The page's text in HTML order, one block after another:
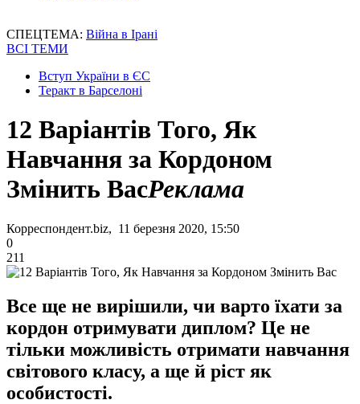
СПЕЦТЕМА: Війна в Ірані
ВСІ ТЕМИ
Вступ України в ЄС
Теракт в Барселоні
12 Варіантів Того, Як
Навчання за Кордоном
Змінить ВасРеклама
Корреспондент.biz, 11 березня 2020, 15:50
0
211
Все ще не вирішили, чи варто їхати за
кордон отримувати диплом? Це не
тільки можливість отримати навчання
світового класу, а ще й ріст як
особистості.